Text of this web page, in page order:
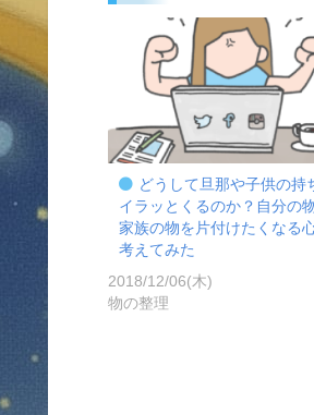
どうして旦那や子供の持
イラッとくるのか？自分の
家族の物を片付けたくなる
考えてみた
2018/12/06(木)
物の整理